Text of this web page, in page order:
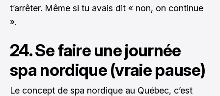
t’arrêter. Même si tu avais dit « non, on continue
».
24. Se faire une journée
spa nordique (vraie pause)
Le concept de spa nordique au Québec, c’est